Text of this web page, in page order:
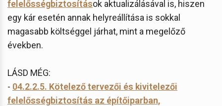
felelősségbiztosítások aktualizálásával is, hiszen
egy kár esetén annak helyreállítása is sokkal
magasabb költséggel járhat, mint a megelőző
években.
LÁSD MÉG:
- 04.2.2.5. Kötelező tervezői és kivitelezői
felelősségbiztosítás az építőiparban,